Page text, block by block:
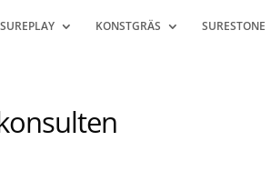
SUREPLAY KONSTGRÄS SURESTONE